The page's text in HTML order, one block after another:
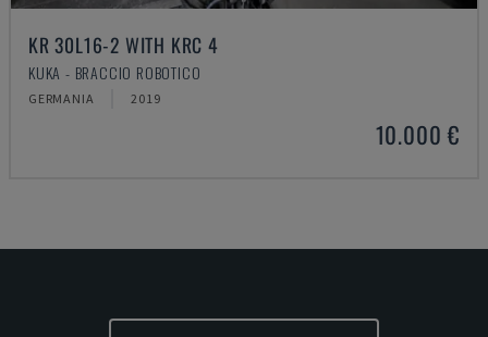
KR 30L16-2 WITH KRC 4
KUKA - BRACCIO ROBOTICO
GERMANIA 2019
10.000 €